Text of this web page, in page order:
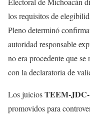
los requisitos de
Pleno determinó
autoridad responsable
no era procedente que
con la declaratoria de
Los juiciosTEEM-JDC-
promovidos para